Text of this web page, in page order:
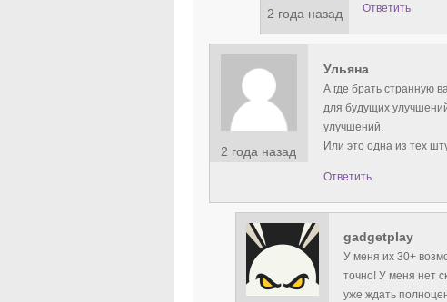
2 года назад Ответить
2 года назад
Ульяна
А где брать странную
для будущих
улучшений.
Или это одна из тех
Ответить
gadgetplay
У меня их 30+
точно! У меня нет
уже ждать